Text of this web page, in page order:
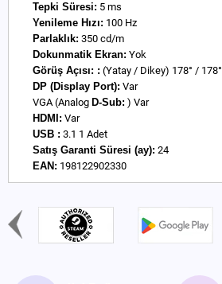
Tepki Süresi: 5 ms
Yenileme Hızı: 100 Hz
Parlaklık: 350 cd/m
Dokunmatik Ekran: Yok
Görüş Açısı: : (Yatay / Dikey) 178° / 178°
DP (Display Port): Var
VGA (Analog D-Sub: ) Var
HDMI: Var
USB : 3.1 1 Adet
Satış Garanti Süresi (ay): 24
EAN: 198122902330